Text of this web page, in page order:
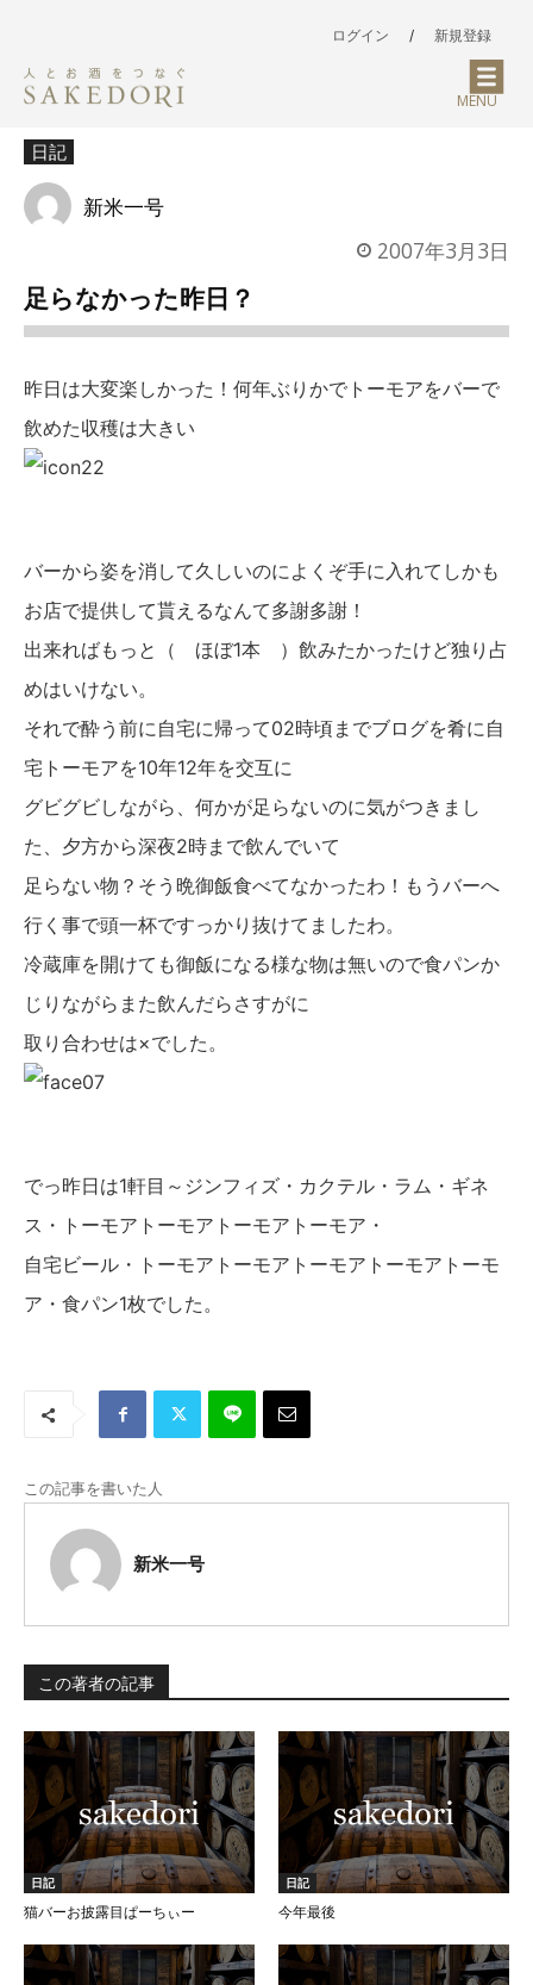
ログイン / 新規登録
MENU
日記
新米一号
2007年3月3日
足らなかった昨日？
昨日は大変楽しかった！何年ぶりかでトーモアをバーで
飲めた収穫は大きい
バーから姿を消して久しいのによくぞ手に入れてしかも
お店で提供して貰えるなんて多謝多謝！
出来ればもっと（ ほぼ1本 ）飲みたかったけど独り占
めはいけない。
それで酔う前に自宅に帰って02時頃までブログを肴に自
宅トーモアを10年12年を交互に
グビグビしながら、何かが足らないのに気がつきまし
た、夕方から深夜2時まで飲んでいて
足らない物？そう晩御飯食べてなかったわ！もうバーへ
行く事で頭一杯ですっかり抜けてましたわ。
冷蔵庫を開けても御飯になる様な物は無いので食パンか
じりながらまた飲んだらさすがに
取り合わせは×でした。
でっ昨日は1軒目～ジンフィズ・カクテル・ラム・ギネ
ス・トーモアトーモアトーモアトーモア・
自宅ビール・トーモアトーモアトーモアトーモアトーモ
ア・食パン1枚でした。
この記事を書いた人
新米一号
この著者の記事
日記
猫バーお披露目ぱーちぃー
日記
今年最後